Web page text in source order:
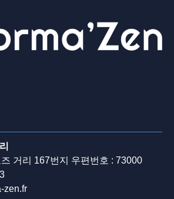
거리 167번지 우편번호 : 73000
zen.fr